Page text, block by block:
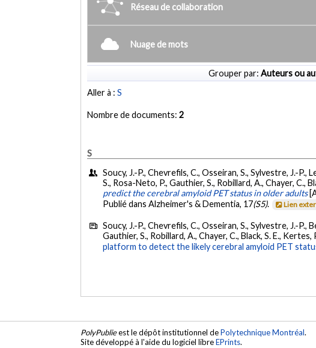
Réseau de collaboration
Nuage de mots
Grouper par: Auteurs ou
Aller à :S
Nombre de documents:2
S
Soucy, J.-P., Chevrefils, C., Osseiran, S., Sylvestre, J.-P.,
S., Rosa-Neto, P., Gauthier, S., Robillard, A., Chayer, C.,
predict the cerebral amyloid PET status in older adults
Publié dans Alzheimer's & Dementia, 17(S5). Lien
Soucy, J.-P., Chevrefils, C., Osseiran, S., Sylvestre, J.-P.,
Gauthier, S., Robillard, A., Chayer, C., Black, S. E., Kertes,
platform to detect the likely cerebral amyloid PET
PolyPublieest le dépôt institutionnel dePolytechnique Montréal.
Site développé à l'aide du logiciel libreEPrints.